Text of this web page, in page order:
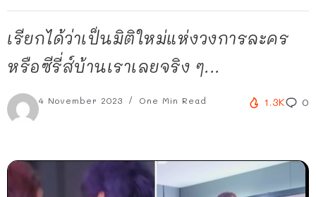
เรียกได้ว่าเป็นมิติใหม่แห่งวงการละคร
หรือซีรี่ส์บ้านเราเลยจริง ๆ...
4 November 2023 One Min Read 1.3K 0